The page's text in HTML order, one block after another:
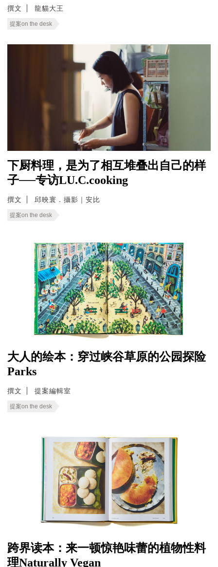
撰文 龍貓大王
提案on the desk
下厨料理，是为了相互堆叠出自己的样
子──专访LU.C.cooking
撰文 邱映寰．攝影｜安比
提案on the desk
大人的绘本：穿过峡谷草原的公园探险
Parks
撰文 提案編輯室
提案on the desk
跨界读本：来一顿惊艳味蕾的植物性料
理Naturally Vegan